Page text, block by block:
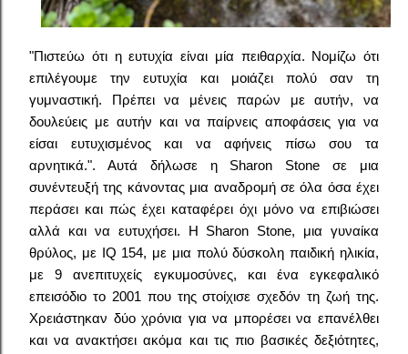
"Πιστεύω ότι η ευτυχία είναι μία πειθαρχία. Νομίζω ότι
επιλέγουμε την ευτυχία και μοιάζει πολύ σαν τη
γυμναστική. Πρέπει να μένεις παρών με αυτήν, να
δουλεύεις με αυτήν και να παίρνεις αποφάσεις για να
είσαι ευτυχισμένος και να αφήνεις πίσω σου τα
αρνητικά.". Αυτά δήλωσε η Sharon Stone σε μια
συνέντευξή της κάνοντας μια αναδρομή σε όλα όσα έχει
περάσει και πώς έχει καταφέρει όχι μόνο να επιβιώσει
αλλά και να ευτυχήσει. Η Sharon Stone, μια γυναίκα
θρύλος, με IQ 154, με μια πολύ δύσκολη παιδική ηλικία,
με 9 ανεπιτυχείς εγκυμοσύνες, και ένα εγκεφαλικό
επεισόδιο το 2001 που της στοίχισε σχεδόν τη ζωή της.
Χρειάστηκαν δύο χρόνια για να μπορέσει να επανέλθει
και να ανακτήσει ακόμα και τις πιο βασικές δεξιότητες,